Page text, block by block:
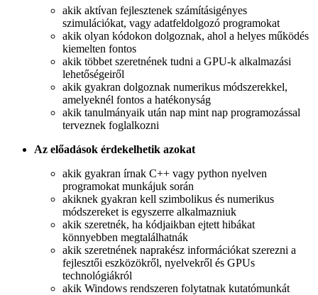
akik aktívan fejlesztenek számításigényes
szimulációkat, vagy adatfeldolgozó programokat
akik olyan kódokon dolgoznak, ahol a helyes működés
kiemelten fontos
akik többet szeretnének tudni a GPU-k alkalmazási
lehetőségeiről
akik gyakran dolgoznak numerikus módszerekkel,
amelyeknél fontos a hatékonyság
akik tanulmányaik után nap mint nap programozással
terveznek foglalkozni
Az előadások érdekelhetik azokat
akik gyakran írnak C++ vagy python nyelven
programokat munkájuk során
akiknek gyakran kell szimbolikus és numerikus
módszereket is egyszerre alkalmazniuk
akik szeretnék, ha kódjaikban ejtett hibákat
könnyebben megtalálhatnák
akik szeretnének naprakész információkat szerezni a
fejlesztői eszközökről, nyelvekről és GPUs
technológiákról
akik Windows rendszeren folytatnak kutatómunkát